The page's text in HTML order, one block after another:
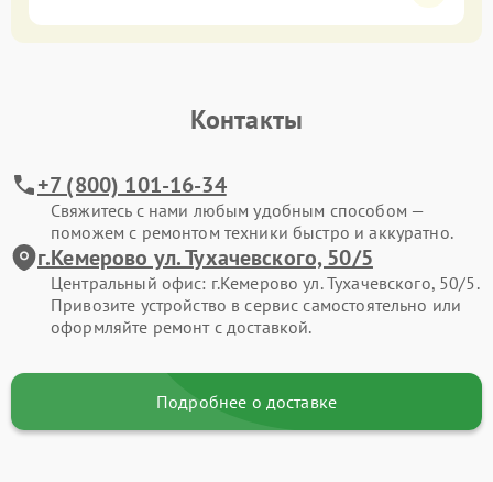
Контакты
+7 (800) 101-16-34
Свяжитесь с нами любым удобным способом —
поможем с ремонтом техники быстро и аккуратно.
г.Кемерово ул. Тухачевского, 50/5
Центральный офис: г.Кемерово ул. Тухачевского, 50/5.
Привозите устройство в сервис самостоятельно или
оформляйте ремонт с доставкой.
Подробнее о доставке